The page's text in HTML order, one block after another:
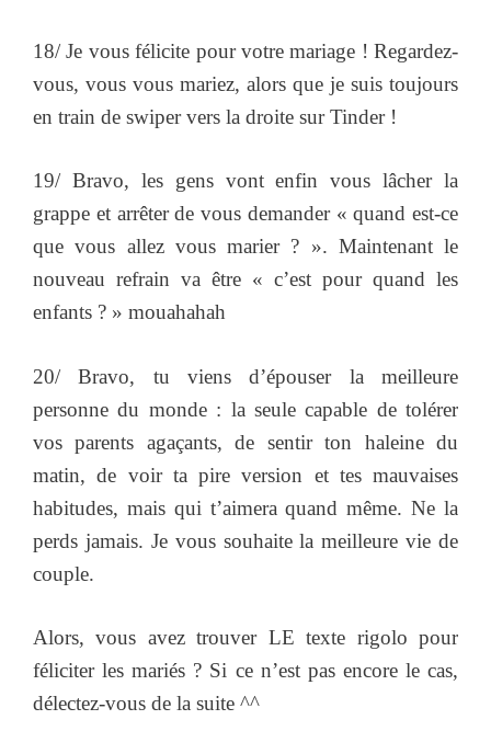
18/ Je vous félicite pour votre mariage ! Regardez-
vous, vous vous mariez, alors que je suis toujours
en train de swiper vers la droite sur Tinder !
19/ Bravo, les gens vont enfin vous lâcher la
grappe et arrêter de vous demander « quand est-ce
que vous allez vous marier ? ». Maintenant le
nouveau refrain va être « c’est pour quand les
enfants ? » mouahahah
20/ Bravo, tu viens d’épouser la meilleure
personne du monde : la seule capable de tolérer
vos parents agaçants, de sentir ton haleine du
matin, de voir ta pire version et tes mauvaises
habitudes, mais qui t’aimera quand même. Ne la
perds jamais. Je vous souhaite la meilleure vie de
couple.
Alors, vous avez trouver LE texte rigolo pour
féliciter les mariés ? Si ce n’est pas encore le cas,
délectez-vous de la suite ^^